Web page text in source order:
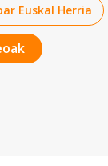
Euskal Herria